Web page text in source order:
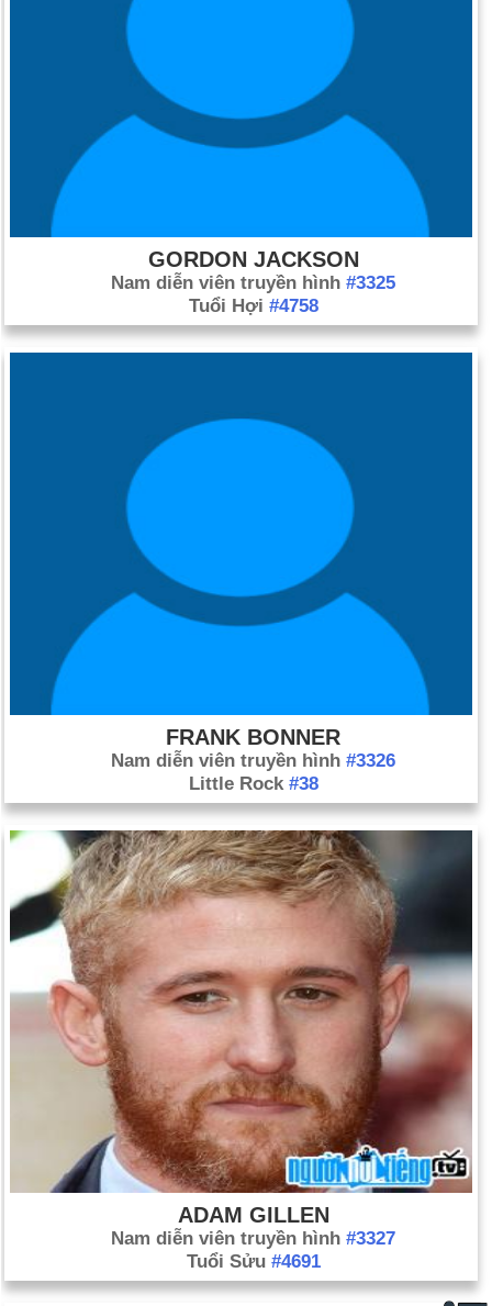
GORDON JACKSON
Nam diễn viên truyền hình #3325
Tuổi Hợi #4758
FRANK BONNER
Nam diễn viên truyền hình #3326
Little Rock #38
ADAM GILLEN
Nam diễn viên truyền hình #3327
Tuổi Sửu #4691